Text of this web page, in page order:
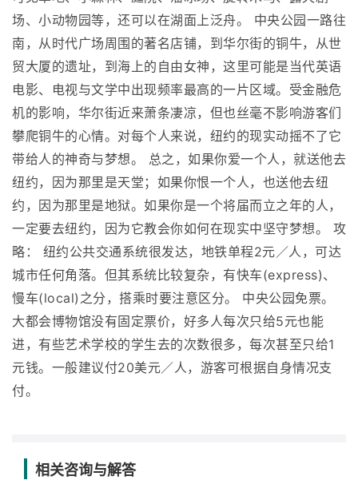
场、小动物园等，还可以在湖面上泛舟。 中央公园一路往
南，从时代广场周围的著名店铺，到华尔街的铜牛，从世
贸大厦的遗址，到海上的自由女神，这里可能是当代英语
电影、电视与文学中出现频率最高的一片区域。受金融危
机的影响，华尔街近来萧条凄凉，但也丝毫不影响游客们
攀爬铜牛的心情。对每个人来说，纽约的现实动摇不了它
带给人的神奇与梦想。 总之，如果你爱一个人，就送他去
纽约，因为那里是天堂；如果你恨一个人，也送他去纽
约，因为那里是地狱。如果你是一个将届而立之年的人，
一定要去纽约，因为它教会你如何在现实中坚守梦想。 攻
略： 纽约公共交通系统很发达，地铁单程2元／人，可达
城市任何角落。但其系统比较复杂，有快车(express)、
慢车(local)之分，搭乘时要注意区分。 中央公园免票。
大都会博物馆没有固定票价，好多人每次只给5元也能
进，有些艺术学校的学生去的次数很多，每次甚至只给1
元钱。一般建议付20美元／人，游客可根据自身情况支
付。
相关咨询与解答